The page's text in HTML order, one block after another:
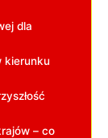
dla
kierunku
– co